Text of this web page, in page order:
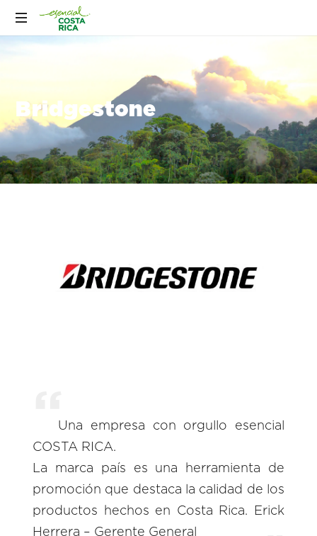
Bridgestone
Una empresa con orgullo esencial
COSTA RICA.
La marca país es una herramienta de
promoción que destaca la calidad de los
productos hechos en Costa Rica. Erick
Herrera – Gerente General